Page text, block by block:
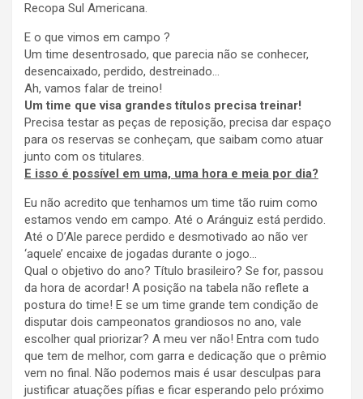
Recopa Sul Americana.
E o que vimos em campo ?
Um time desentrosado, que parecia não se conhecer,
desencaixado, perdido, destreinado…
Ah, vamos falar de treino!
Um time que visa grandes títulos precisa treinar!
Precisa testar as peças de reposição, precisa dar espaço
para os reservas se conheçam, que saibam como atuar
junto com os titulares.
E isso é possível em uma, uma hora e meia por dia?
Eu não acredito que tenhamos um time tão ruim como
estamos vendo em campo. Até o Aránguiz está perdido.
Até o D’Ale parece perdido e desmotivado ao não ver
‘aquele’ encaixe de jogadas durante o jogo…
Qual o objetivo do ano? Título brasileiro? Se for, passou
da hora de acordar! A posição na tabela não reflete a
postura do time! E se um time grande tem condição de
disputar dois campeonatos grandiosos no ano, vale
escolher qual priorizar? A meu ver não! Entra com tudo
que tem de melhor, com garra e dedicação que o prêmio
vem no final. Não podemos mais é usar desculpas para
justificar atuações pífias e ficar esperando pelo próximo